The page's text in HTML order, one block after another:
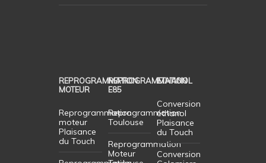
REPROGRAMMATION
MOTEUR
Reprogrammation
moteur
Plaisance
du Touch
REPROGRAMMATION
E85
Reprogrammation
Toulouse
Reprogrammation
Moteur
ETHANOL
Conversion
éthanol
Plaisance
du Touch
Conversion